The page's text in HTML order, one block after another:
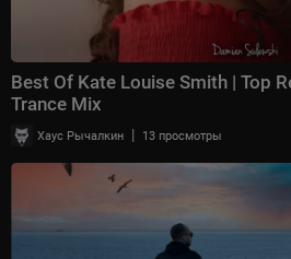
Best Of Kate Louise Smith | Top
Trance Mix
Хаус Рычалкин | 13 просмотры